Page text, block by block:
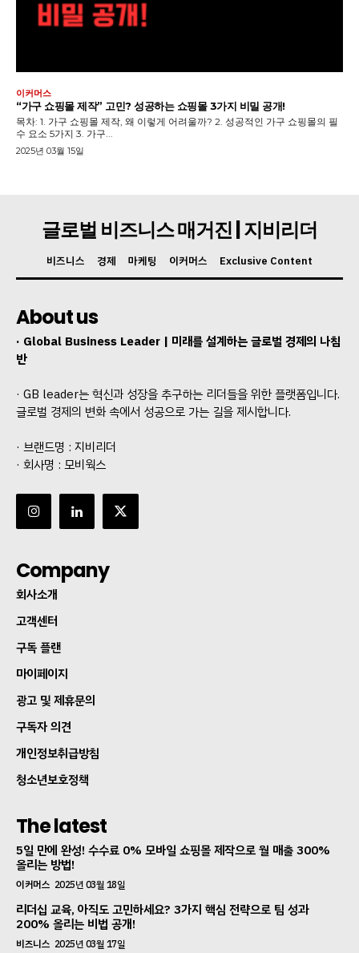
이커머스
“가구 쇼핑몰 제작” 고민? 성공하는 쇼핑몰 3가지 비밀 공개!
목차: 1. 가구 쇼핑몰 제작, 왜 이렇게 어려울까? 2. 성공적인 가구 쇼핑몰의 필
수 요소 5가지 3. 가구...
2025년 03월 15일
글로벌 비즈니스 매거진 | 지비리더
비즈니스 경제 마케팅 이커머스 Exclusive Content
About us
· Global Business Leader | 미래를 설계하는 글로벌 경제의 나침
반
· GB leader는 혁신과 성장을 추구하는 리더들을 위한 플랫폼입니다.
글로벌 경제의 변화 속에서 성공으로 가는 길을 제시합니다.
· 브랜드명 : 지비리더
· 회사명 : 모비웍스
Company
회사소개
고객센터
구독 플랜
마이페이지
광고 및 제휴문의
구독자 의견
개인정보취급방침
청소년보호정책
The latest
5일 만에 완성! 수수료 0% 모바일 쇼핑몰 제작으로 월 매출 300%
올리는 방법!
이커머스 2025년 03월 18일
리더십 교육, 아직도 고민하세요? 3가지 핵심 전략으로 팀 성과
200% 올리는 비법 공개!
비즈니스 2025년 03월 17일